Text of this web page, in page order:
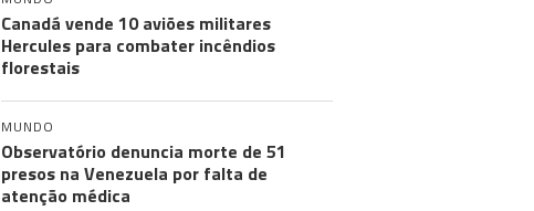
Canadá vende 10 aviões militares
Hercules para combater incêndios
florestais
MUNDO
Observatório denuncia morte de 51
presos na Venezuela por falta de
atenção médica